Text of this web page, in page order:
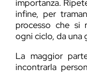
importanza.
infine, per
processo che si
ogni ciclo, da una
La maggior
incontrarla